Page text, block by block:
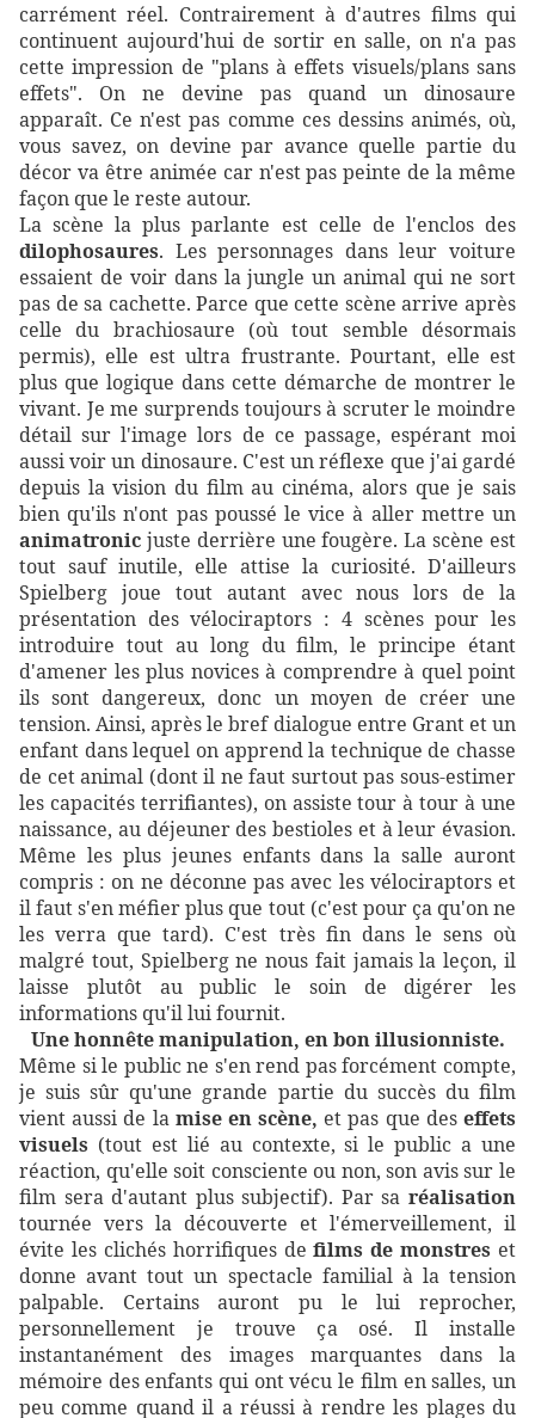
carrément réel. Contrairement à d'autres films qui
continuent aujourd'hui de sortir en salle, on n'a pas
cette impression de "plans à effets visuels/plans sans
effets". On ne devine pas quand un dinosaure
apparaît. Ce n'est pas comme ces dessins animés, où,
vous savez, on devine par avance quelle partie du
décor va être animée car n'est pas peinte de la même
façon que le reste autour.
La scène la plus parlante est celle de l'enclos des
dilophosaures. Les personnages dans leur voiture
essaient de voir dans la jungle un animal qui ne sort
pas de sa cachette. Parce que cette scène arrive après
celle du brachiosaure (où tout semble désormais
permis), elle est ultra frustrante. Pourtant, elle est
plus que logique dans cette démarche de montrer le
vivant. Je me surprends toujours à scruter le moindre
détail sur l'image lors de ce passage, espérant moi
aussi voir un dinosaure. C'est un réflexe que j'ai gardé
depuis la vision du film au cinéma, alors que je sais
bien qu'ils n'ont pas poussé le vice à aller mettre un
animatronic juste derrière une fougère. La scène est
tout sauf inutile, elle attise la curiosité. D'ailleurs
Spielberg joue tout autant avec nous lors de la
présentation des vélociraptors : 4 scènes pour les
introduire tout au long du film, le principe étant
d'amener les plus novices à comprendre à quel point
ils sont dangereux, donc un moyen de créer une
tension. Ainsi, après le bref dialogue entre Grant et un
enfant dans lequel on apprend la technique de chasse
de cet animal (dont il ne faut surtout pas sous-estimer
les capacités terrifiantes), on assiste tour à tour à une
naissance, au déjeuner des bestioles et à leur évasion.
Même les plus jeunes enfants dans la salle auront
compris : on ne déconne pas avec les vélociraptors et
il faut s'en méfier plus que tout (c'est pour ça qu'on ne
les verra que tard). C'est très fin dans le sens où
malgré tout, Spielberg ne nous fait jamais la leçon, il
laisse plutôt au public le soin de digérer les
informations qu'il lui fournit.
Une honnête manipulation, en bon illusionniste.
Même si le public ne s'en rend pas forcément compte,
je suis sûr qu'une grande partie du succès du film
vient aussi de la mise en scène, et pas que deseffets
visuels (tout est lié au contexte, si le public a une
réaction, qu'elle soit consciente ou non, son avis sur le
film sera d'autant plus subjectif). Par sa réalisation
tournée vers la découverte et l'émerveillement, il
évite les clichés horrifiques defilms de monstres et
donne avant tout un spectacle familial à la tension
palpable. Certains auront pu le lui reprocher,
personnellement je trouve ça osé. Il installe
instantanément des images marquantes dans la
mémoire des enfants qui ont vécu le film en salles, un
peu comme quand il a réussi à rendre les plages du